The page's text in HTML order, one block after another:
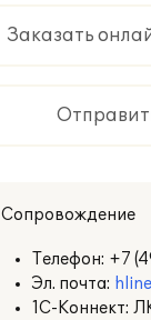
Заказать
Сопровождение
Телефон: +7
Эл. почта:
1С-Коннект: